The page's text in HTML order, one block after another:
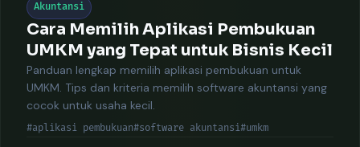
Akuntansi
Cara Memilih Aplikasi Pembukuan
UMKM yang Tepat untuk Bisnis Kecil
Panduan lengkap memilih aplikasi pembukuan untuk
UMKM. Tips dan kriteria memilih software akuntansi yang
cocok untuk usaha kecil.
#aplikasi pembukuan#software akuntansi#umkm